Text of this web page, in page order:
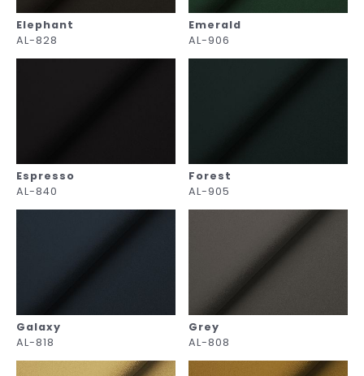
Elephant
AL-828
Emerald
AL-906
Espresso
AL-840
Forest
AL-905
Galaxy
AL-818
Grey
AL-808